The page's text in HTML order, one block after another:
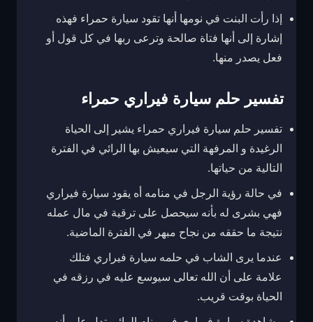
إذا رأت البنت في نومها أنها تقود سيارة حمراء فهذه
إشارة إلى أنها فتاة صالحة وترعى ربها في كل قول أو
فعل يصدر منها.
تفسير حلم سيارة فيراري حمراء
تفسير حلم سيارة فيراري حمراء يشير إلى الحياة
الرغيدة و المرفهة التي سيعيش بها الرائي في الفترة
التالية من حياتها.
في حالة رؤية الرجل في منامه أه يقود سيارة فيراري
فهي بشرى له بأنه سيحصل على ترقية في مال عمله
نتيجة ما حققه من نجاح مبهر في الفترة الماضية.
عندما يرى الشاب في حلمه سيارة فيراري فتلك
علامة على أن الله تعالى سيوسع عليه في رزقه في
الحياة بوقت قريب.